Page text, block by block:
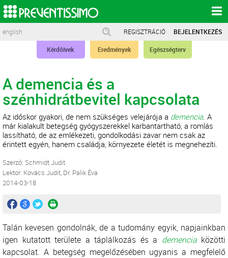
english REGISZTRÁCIÓ BEJELENTKEZÉS
Kérdőívek Eredmények Egészségterv
A demencia és a
szénhidrátbevitel kapcsolata
Az időskor gyakori, de nem szükséges velejárója a demencia. A
már kialakult betegség gyógyszerekkel karbantartható, a romlás
lassítható, de az emlékezeti, gondolkodási zavar nem csak az
érintett egyén, hanem családja, környezete életét is megnehezíti.
Szerző: Schmidt Judit
Lektor: Kovács Judit, Dr. Palik Éva
2014-03-18
Talán kevesen gondolnák, de a tudomány egyik, napjainkban
igen kutatott területe a táplálkozás és a demenciaközötti
kapcsolat. A betegség megelőzésében ugyanis a megfelelő